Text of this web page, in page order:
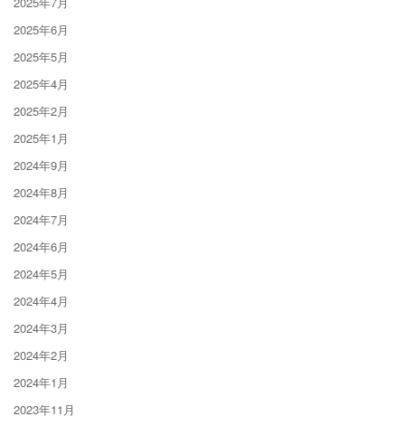
2025年6月
2025年5月
2025年4月
2025年2月
2025年1月
2024年9月
2024年8月
2024年7月
2024年6月
2024年5月
2024年4月
2024年3月
2024年2月
2024年1月
2023年11月